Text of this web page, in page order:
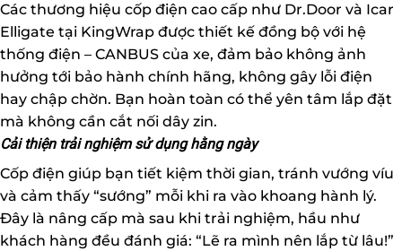
Các thương hiệu cốp điện cao cấp như Dr.Door và Icar
Elligate tại KingWrap được thiết kế đồng bộ với hệ
thống điện – CANBUS của xe, đảm bảo không ảnh
hưởng tới bảo hành chính hãng, không gây lỗi điện
hay chập chờn. Bạn hoàn toàn có thể yên tâm lắp đặt
mà không cần cắt nối dây zin.
Cải thiện trải nghiệm sử dụng hằng ngày
Cốp điện giúp bạn tiết kiệm thời gian, tránh vướng víu
và cảm thấy “sướng” mỗi khi ra vào khoang hành lý.
Đây là nâng cấp mà sau khi trải nghiệm, hầu như
khách hàng đều đánh giá: “Lẽ ra mình nên lắp từ lâu!”